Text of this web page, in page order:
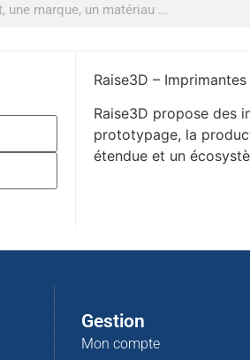
Raise3D –
Raise3D propose des
prototypage, la
étendue et un
Gestion
Mon compte